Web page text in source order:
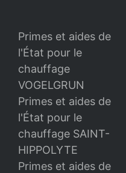
Primes et aides de
l'État pour le
chauffage
VOGELGRUN
Primes et aides de
l'État pour le
chauffage SAINT-
HIPPOLYTE
Primes et aides de